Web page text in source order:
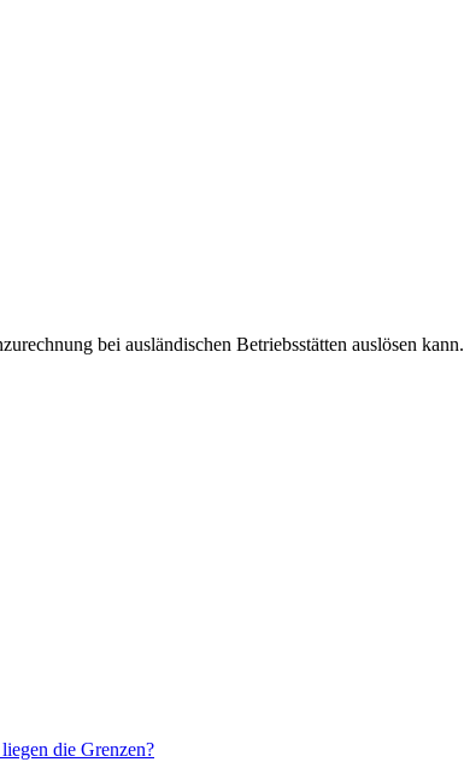
bei ausländischen Betriebsstätten auslösen kann.
die Grenzen?